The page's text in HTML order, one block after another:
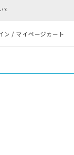
て
ン / マイページカート